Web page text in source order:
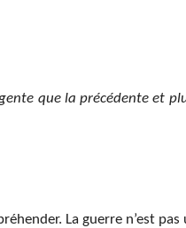
que la précédente et
La guerre n’est pas